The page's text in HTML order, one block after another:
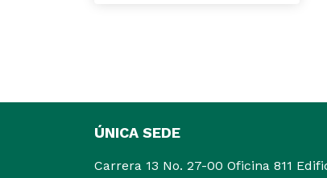
ÚNICA SEDE
Carrera 13 No. 27-00 Oficina 811